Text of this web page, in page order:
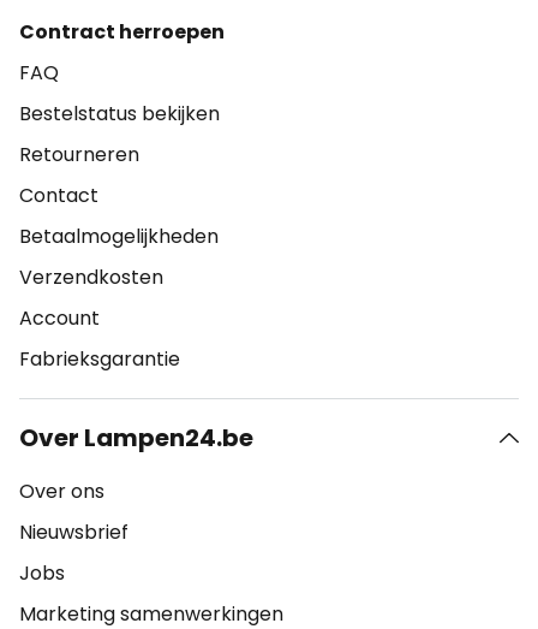
Contract herroepen
FAQ
Bestelstatus bekijken
Retourneren
Contact
Betaalmogelijkheden
Verzendkosten
Account
Fabrieksgarantie
Over Lampen24.be
Over ons
Nieuwsbrief
Jobs
Marketing samenwerkingen